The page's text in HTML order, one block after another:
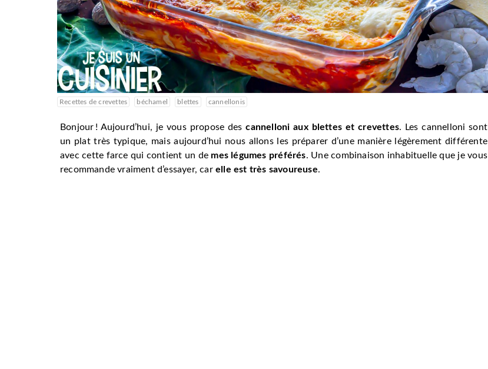
Recettes de crevettes béchamel blettes cannellonis
Bonjour ! Aujourd’hui, je vous propose descannelloni aux blettes et crevettes. Les cannelloni sont
un plat très typique, mais aujourd’hui nous allons les préparer d’une manière légèrement différente
avec cette farce qui contient un de mes légumes préférés. Une combinaison inhabituelle que je vous
recommande vraiment d’essayer, car elle est très savoureuse.